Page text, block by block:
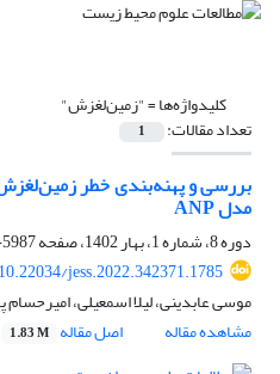
کلیدواژه‌ها ="زمین‌لغزش"
تعداد مقالات: 1
بررسی و پهنه‌بندی خطر
مدل ANP
دوره 8، شماره 1، بهار 1402، صفحه
5987-6002
10.22034/jess.2022.342371.1785
موسی عابدینی، لیلا اسمعیلی، امیرحسام
مشاهده مقاله
اصل مقاله 1.83 M